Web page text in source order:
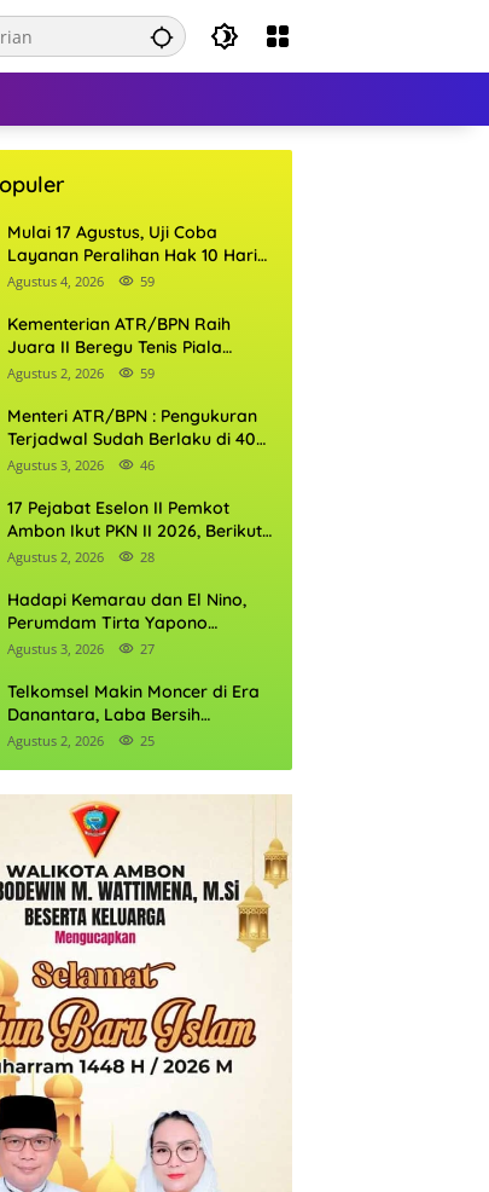
Mulai 17 Agustus, Uji Coba
Layanan Peralihan Hak 10 Hari
di 15 Kantor Pertanahan
Agustus 4, 2026 59
Kementerian ATR/BPN Raih
Juara II Beregu Tenis Piala
Gubernur DKI Jakarta 2026
Agustus 2, 2026 59
Menteri ATR/BPN : Pengukuran
Terjadwal Sudah Berlaku di 400
Kantor Pertanahan
Agustus 3, 2026 46
17 Pejabat Eselon II Pemkot
Ambon Ikut PKN II 2026, Berikut
Daftarnya
Agustus 2, 2026 28
Hadapi Kemarau dan El Nino,
Perumdam Tirta Yapono
Perkuat Cadangan Air Ambon
Agustus 3, 2026 27
Telkomsel Makin Moncer di Era
Danantara, Laba Bersih
Semester I 2026 Tembus Rp10,4
Agustus 2, 2026 25